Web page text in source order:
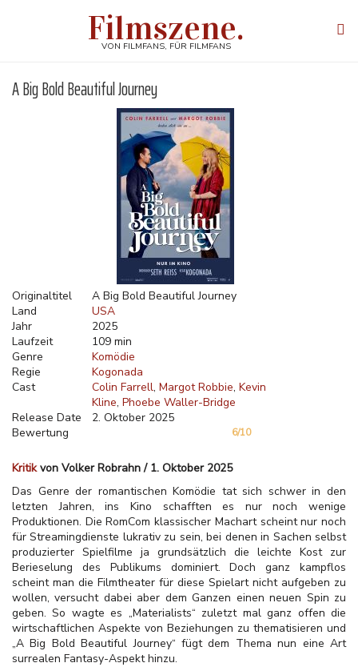
Filmszene.
VON FILMFANS, FÜR FILMFANS
A Big Bold Beautiful Journey
Originaltitel
A Big Bold Beautiful Journey
Land
USA
Jahr
2025
Laufzeit
109 min
Genre
Komödie
Regie
Kogonada
Cast
Colin Farrell Margot Robbie Kevin
Kline Phoebe Waller-Bridge
Release Date
2. Oktober 2025
Bewertung
6/10
Kritikvon Volker Robrahn / 1. Oktober 2025
Das Genre der romantischen Komödie tat sich schwer in den
letzten Jahren, ins Kino schafften es nur noch wenige
Produktionen. Die RomCom klassischer Machart scheint nur noch
für Streamingdienste lukrativ zu sein, bei denen in Sachen selbst
produzierter Spielfilme ja grundsätzlich die leichte Kost zur
Berieselung des Publikums dominiert. Doch ganz kampflos
scheint man die Filmtheater für diese Spielart nicht aufgeben zu
wollen, versucht dabei aber dem Ganzen einen neuen Spin zu
geben. So wagte es „Materialists“ zuletzt mal ganz offen die
wirtschaftlichen Aspekte von Beziehungen zu thematisieren und
„A Big Bold Beautiful Journey“ fügt dem Thema nun eine Art
surrealen Fantasy-Aspekt hinzu.